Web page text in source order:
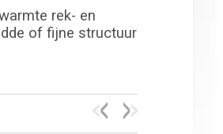
rek- en
of fijne structuur